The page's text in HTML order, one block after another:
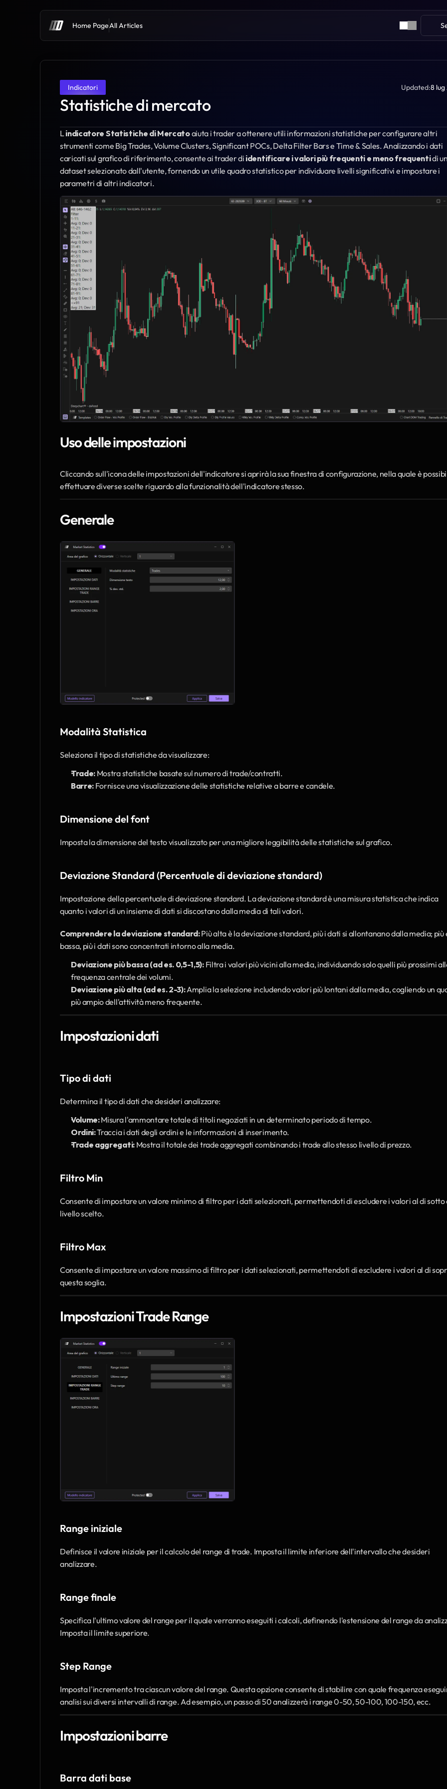
Home PageAll Articles
Indicatori Updated:8
Statistiche di mercato
L indicatore Statistiche di Mercato aiuta i trader a ottenere utili informazioni statistiche per configurare altri
strumenti come Big Trades, Volume Clusters, Significant POCs, Delta Filter Bars e Time & Sales. Analizzando i dati
caricati sul grafico di riferimento, consente ai trader di identificare i valori più frequenti e meno frequenti di
dataset selezionato dall'utente, fornendo un utile quadro statistico per individuare livelli significativi e impostare i
parametri di altri indicatori.
Uso delle impostazioni
Cliccando sull'icona delle impostazioni dell'indicatore si aprirà la sua finestra di configurazione, nella quale è
effettuare diverse scelte riguardo alla funzionalità dell'indicatore stesso.
Generale
Modalità Statistica
Seleziona il tipo di statistiche da visualizzare:
Trade: Mostra statistiche basate sul numero di trade/contratti.
Barre: Fornisce una visualizzazione delle statistiche relative a barre e candele.
Dimensione del font
Imposta la dimensione del testo visualizzato per una migliore leggibilità delle statistiche sul grafico.
Deviazione Standard (Percentuale di deviazione standard)
Impostazione della percentuale di deviazione standard. La deviazione standard è una misura statistica che indica
quanto i valori di un insieme di dati si discostano dalla media di tali valori.
Comprendere la deviazione standard: Più alta è la deviazione standard, più i dati si allontanano dalla media; più
bassa, più i dati sono concentrati intorno alla media.
Deviazione più bassa (ad es. 0,5-1,5): Filtra i valori più vicini alla media, individuando solo quelli più prossimi
frequenza centrale dei volumi.
Deviazione più alta (ad es. 2-3): Amplia la selezione includendo valori più lontani dalla media, cogliendo un
più ampio dell'attività meno frequente.
Impostazioni dati
Tipo di dati
Determina il tipo di dati che desideri analizzare:
Volume: Misura l'ammontare totale di titoli negoziati in un determinato periodo di tempo.
Ordini: Traccia i dati degli ordini e le informazioni di inserimento.
Trade aggregati: Mostra il totale dei trade aggregati combinando i trade allo stesso livello di prezzo.
Filtro Min
Consente di impostare un valore minimo di filtro per i dati selezionati, permettendoti di escludere i valori al di sotto
livello scelto.
Filtro Max
Consente di impostare un valore massimo di filtro per i dati selezionati, permettendoti di escludere i valori al di
questa soglia.
Impostazioni Trade Range
Range iniziale
Definisce il valore iniziale per il calcolo del range di trade. Imposta il limite inferiore dell'intervallo che desideri
analizzare.
Range finale
Specifica l'ultimo valore del range per il quale verranno eseguiti i calcoli, definendo l'estensione del range da
Imposta il limite superiore.
Step Range
Imposta l'incremento tra ciascun valore del range. Questa opzione consente di stabilire con quale frequenza
analisi sui diversi intervalli di range. Ad esempio, un passo di 50 analizzerà i range 0-50, 50-100, 100-150, ecc.
Impostazioni barre
Barra dati base